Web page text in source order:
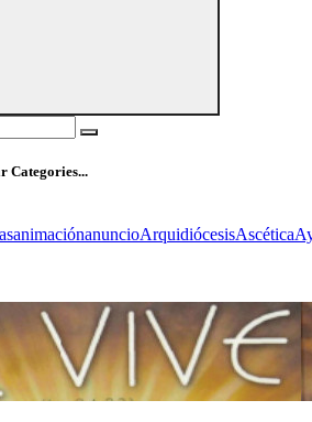
Categories...
animaciónanuncioArquidiócesisAscética